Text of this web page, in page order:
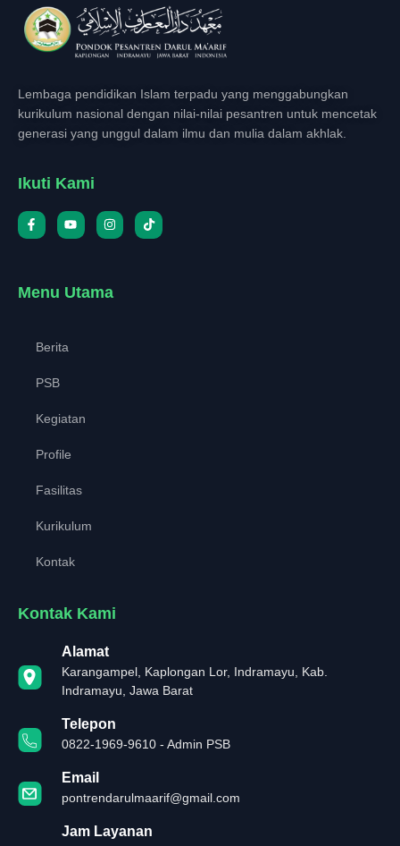
Lembaga pendidikan Islam terpadu yang menggabungkan
kurikulum nasional dengan nilai-nilai pesantren untuk mencetak
generasi yang unggul dalam ilmu dan mulia dalam akhlak.
Ikuti Kami
Menu Utama
Berita
PSB
Kegiatan
Profile
Fasilitas
Kurikulum
Kontak
Kontak Kami
Alamat
Karangampel, Kaplongan Lor, Indramayu, Kab.
Indramayu, Jawa Barat
Telepon
0822-1969-9610 - Admin PSB
Email
pontrendarulmaarif@gmail.com
Jam Layanan